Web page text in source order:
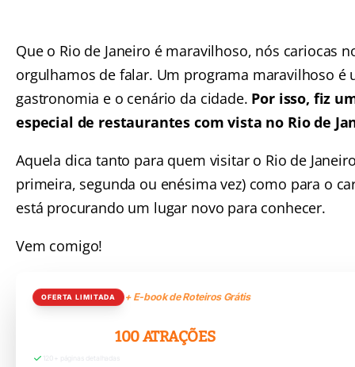
Que o Rio de Janeiro é maravilhoso, nós cariocas
orgulhamos de falar. Um programa maravilhoso é
gastronomia e o cenário da cidade. Por isso, fiz
especial de restaurantes com vista no Rio de
Aquela dica tanto para quem visitar o Rio de
primeira, segunda ou enésima vez) como para o
está procurando um lugar novo para conhecer.
Vem comigo!
OFERTA LIMITADA + E-book de Roteiros Grátis
RIO GRÁTIS:100 ATRAÇÕES
120+ páginas detalhadas